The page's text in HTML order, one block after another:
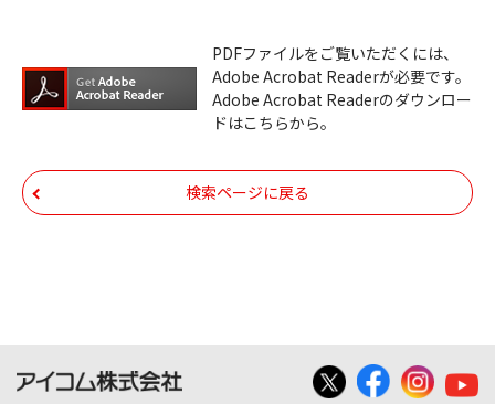
機器のコントロールコマンドの仕様書、およ
びその他すべてのダウンロードファイルにつ
いての著作権を含むすべての権利は、アイコ
帰属します。ダウンロードしたファイルは、
個人で使用される以外にはご使用できませ
せんのでご了承ください。
PDFファイルをご覧いただくには、
Adobe Acrobat Readerが必要です。
Adobe Acrobat Readerのダウンロー
ドはこちらから。
検索ページに戻る